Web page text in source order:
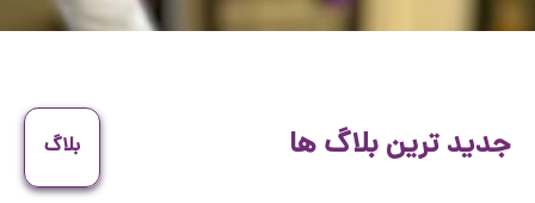
جدید ترین بلاگ ها بلاگ